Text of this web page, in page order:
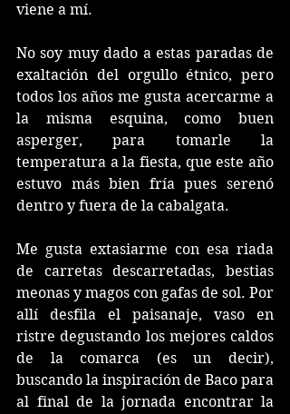
viene a mí.
No soy muy dado a estas paradas de
exaltación del orgullo étnico, pero
todos los años me gusta acercarme a
la misma esquina, como buen
asperger, para tomarle la
temperatura a la fiesta, que este año
estuvo más bien fría pues serenó
dentro y fuera de la cabalgata.
Me gusta extasiarme con esa riada
de carretas descarretadas, bestias
meonas y magos con gafas de sol. Por
allí desfila el paisanaje, vaso en
ristre degustando los mejores caldos
de la comarca (es un decir),
buscando la inspiración de Baco para
al final de la jornada encontrar la